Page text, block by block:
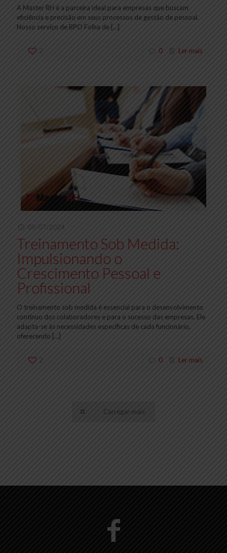
A Master RH é a parceira ideal para empresas que buscam
eficiência e precisão em seus processos de gestão de pessoal.
Nosso serviço de BPO Folha de […]
2 0 Ler mais
09/07/2024
Treinamento Sob Medida:
Impulsionando o
Crescimento Pessoal e
Profissional
O treinamento sob medida é essencial para o desenvolvimento
contínuo dos colaboradores e para o sucesso das empresas. Ele
adapta-se às necessidades específicas de cada funcionário,
oferecendo […]
2 0 Ler mais
Carregar mais